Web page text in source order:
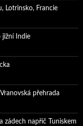
Lotrinsko, Francie
jižní Indie
přehrada
zádech napříč Tuniskem